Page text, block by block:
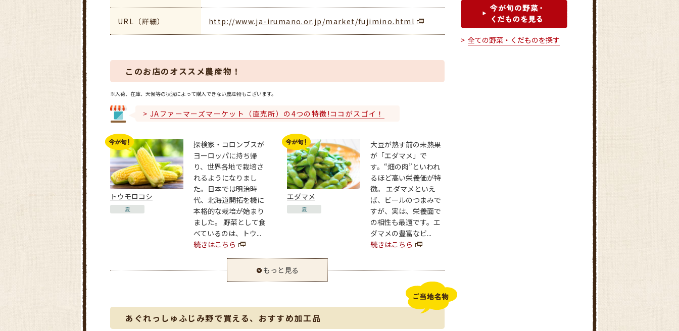
URL（詳細） http://www.ja-irumano.or.jp/market/fujimino.html
このお店のオススメ農産物！
※入荷、在庫、天候等の状況によって購入できない農産物もございます。
JAファーマーズマーケット（直売所）の4つの特徴!ココがスゴイ！
トウモロコシ
夏
探検家・コロンブスが
ヨーロッパに持ち帰
り、世界各地で栽培さ
れるようになりまし
た。日本では明治時
代、北海道開拓を機に
本格的な栽培が始まり
ました。 野菜として食
べているのは、トウ...
続きはこちら
エダマメ
夏
大豆が熟す前の未熟果
が「エダマメ」で
す。“畑の肉”といわれ
るほど高い栄養価が特
徴。 エダマメといえ
ば、ビールのつまみで
すが、実は、栄養面で
の相性も最適です。エ
ダマメの豊富なビ...
続きはこちら
もっと見る
あぐれっしゅふじみ野で買える、おすすめ加工品
全ての野菜・くだものを探す